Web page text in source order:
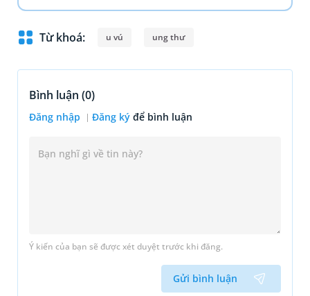
Từ khoá: u vú ung thư
Bình luận (0)
Đăng nhập Đăng ký để bình luận
Ý kiến của bạn sẽ được xét duyệt trước khi đăng.
Gửi bình luận